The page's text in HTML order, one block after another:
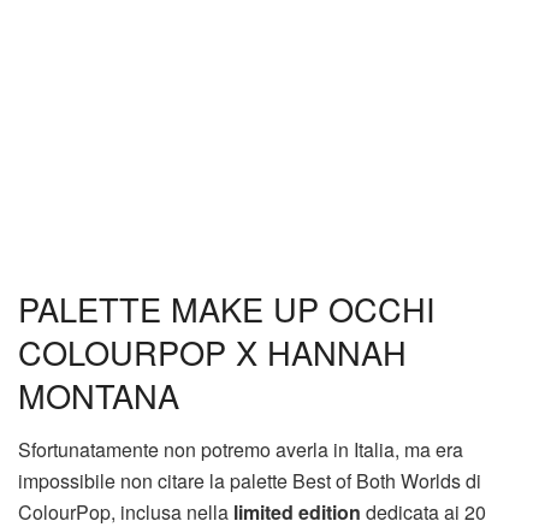
PALETTE MAKE UP OCCHI
COLOURPOP X HANNAH
MONTANA
Sfortunatamente non potremo averla in Italia, ma era
impossibile non citare la palette Best of Both Worlds di
ColourPop, inclusa nella limited edition dedicata ai 20